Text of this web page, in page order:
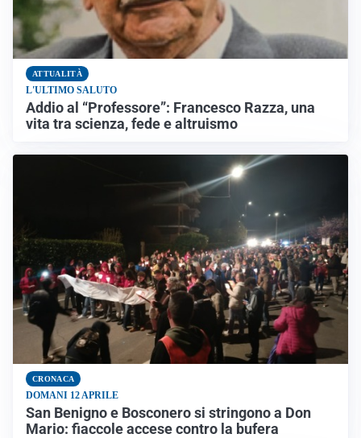
ATTUALITÀ
L'ULTIMO SALUTO
Addio al “Professore”: Francesco Razza, una
vita tra scienza, fede e altruismo
CRONACA
DOMANI 12 APRILE
San Benigno e Bosconero si stringono a Don
Mario: fiaccole accese contro la bufera